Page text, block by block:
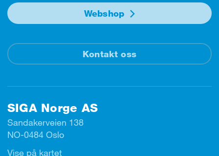
Webshop
Kontakt oss
SIGA Norge AS
Sandakerveien 138
NO-0484 Oslo
Vise på kartet